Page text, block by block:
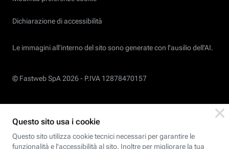
Dichiarazione di accessibilità
Le immagini all’interno del sito sono generate con l'ausilio dell'AI.
© Fastweb SpA 2026 - P.IVA 12878470157